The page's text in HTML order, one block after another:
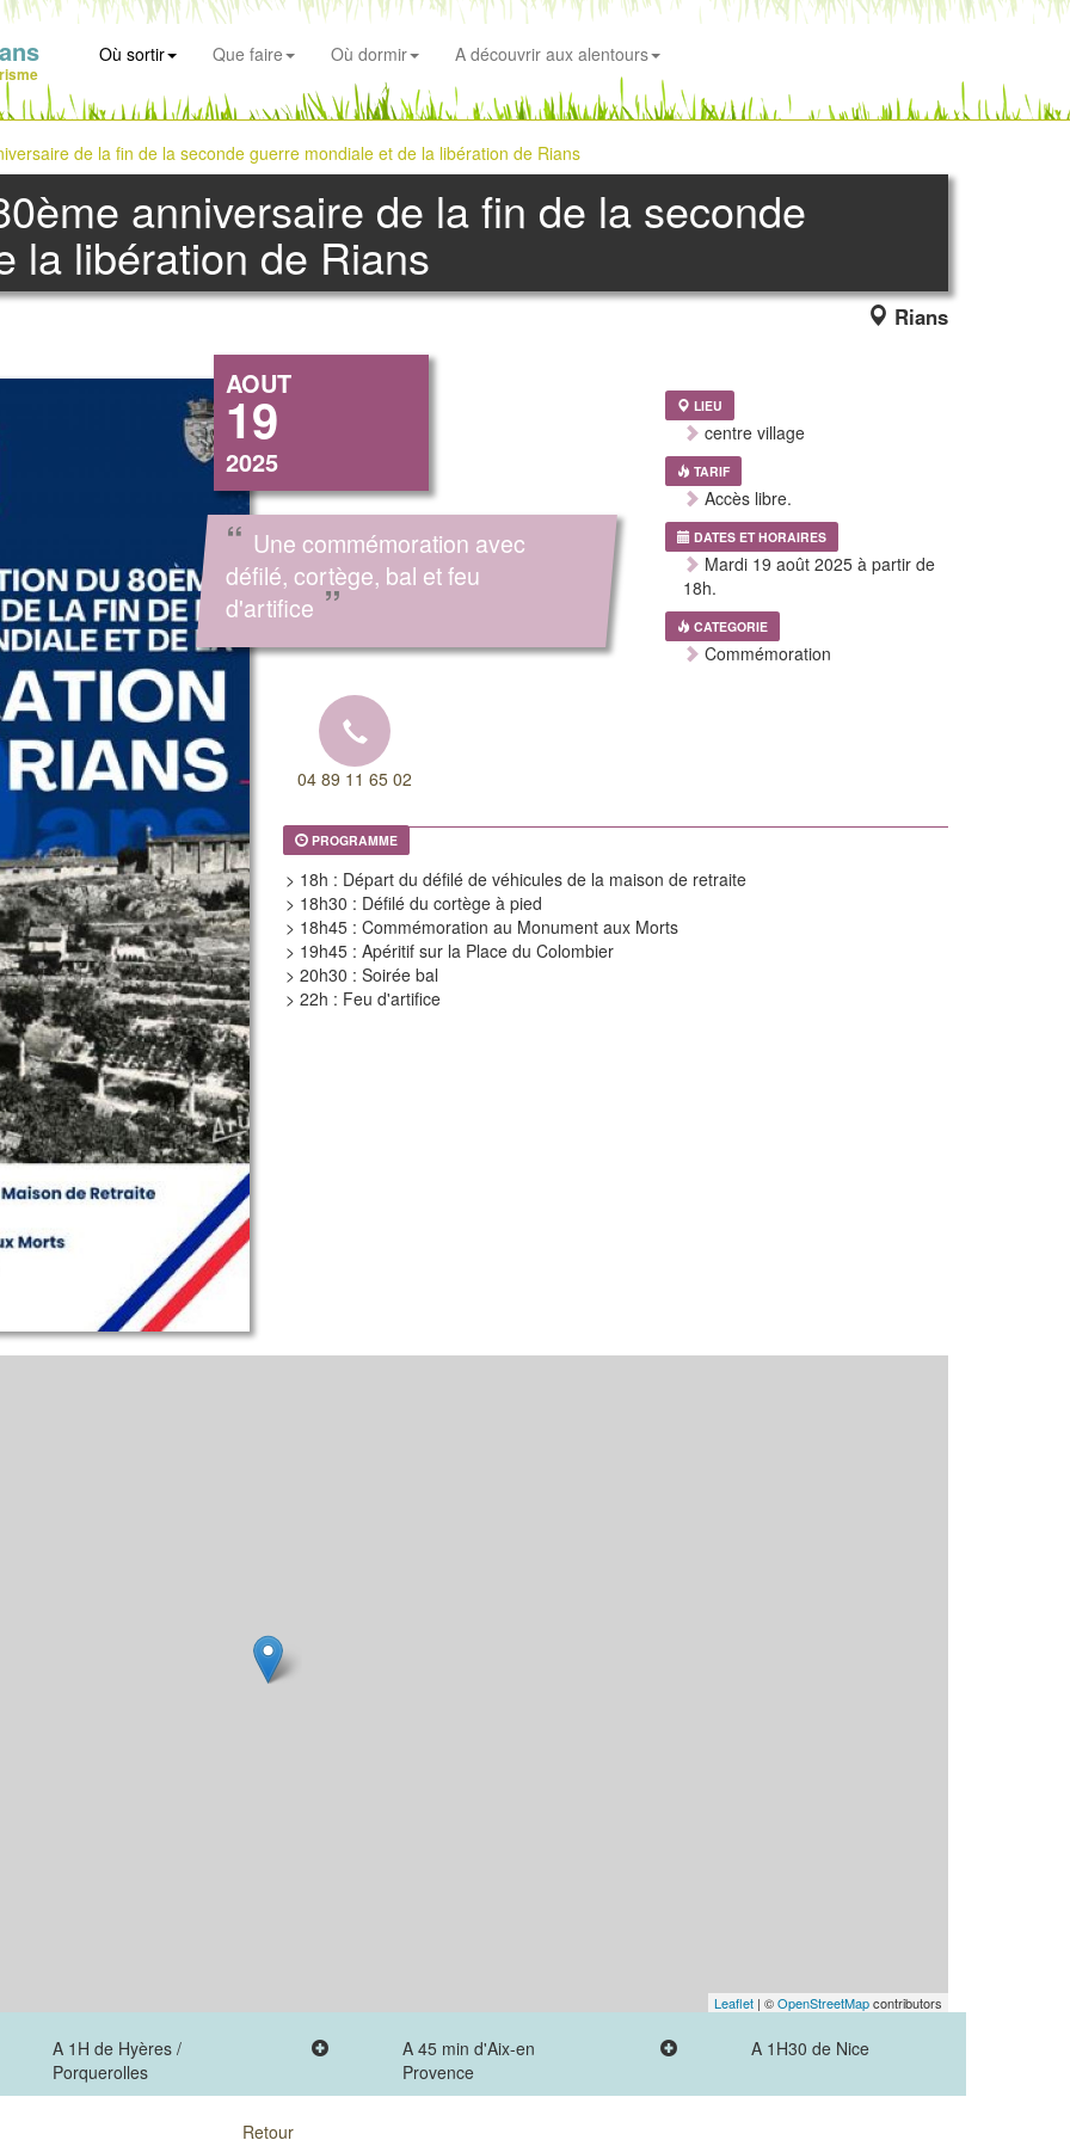
Où sortir Que faire Où dormir A découvrir aux alentours
de la fin de la seconde guerre mondiale et de la libération de Rians
anniversaire de la fin de la seconde
la libération de Rians
Rians
AOUT
19
2025
“ Une commémoration avec
défilé, cortège, bal et feu
d'artifice ”
LIEU
centre village
TARIF
Accès libre.
DATES ET HORAIRES
Mardi 19 août 2025 à partir de
18h.
CATEGORIE
Commémoration
04 89 11 65 02
PROGRAMME
> 18h : Départ du défilé de véhicules de la maison de retraite
> 18h30 : Défilé du cortège à pied
> 18h45 : Commémoration au Monument aux Morts
> 19h45 : Apéritif sur la Place du Colombier
> 20h30 : Soirée bal
> 22h : Feu d'artifice
Leaflet | ©OpenStreetMapcontributors
A 1H de Hyères /
Porquerolles
A 45 min d'Aix-en
Provence
A 1H30 de Nice
Retour